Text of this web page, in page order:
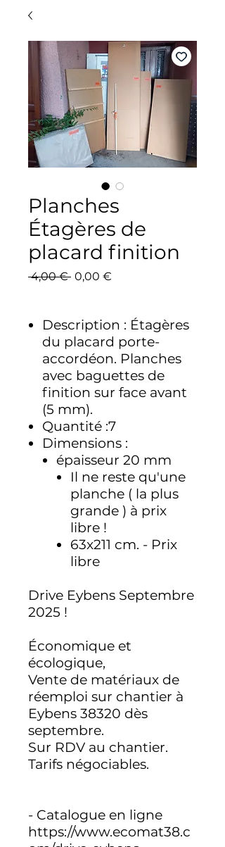
Planches
Étagères de
placard finition
4,00 € Prix
0,00 €
Description : Étagères
du placard porte-
accordéon. Planches
avec baguettes de
finition sur face avant
(5 mm).
Quantité :7
Dimensions :
épaisseur 20 mm
Il ne reste qu'une
planche ( la plus
grande ) à prix
libre !
63x211 cm. - Prix
libre
Drive Eybens Septembre
2025 !
Économique et
écologique,
Vente de matériaux de
réemploi sur chantier à
Eybens 38320 dès
septembre.
Sur RDV au chantier.
Tarifs négociables.
- Catalogue en ligne
https://www.ecomat38.c